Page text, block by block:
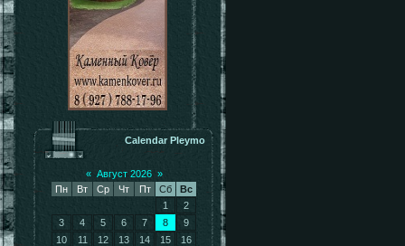
Calendar Pleymo
« Август 2026 »
Пн
Вт Ср Чт Пт Сб
Вс
1
2
3
4 5 6 7 8
9
10
11 12 13 14 15
16